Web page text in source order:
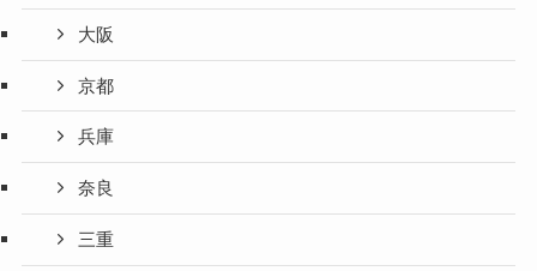
大阪
京都
兵庫
奈良
三重